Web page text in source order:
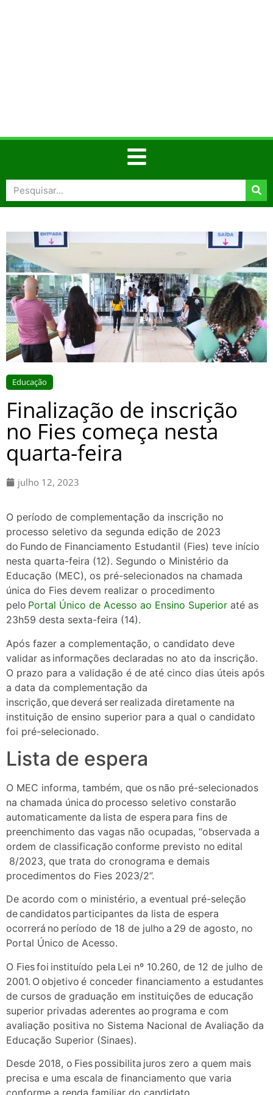
Educação
Finalização de inscrição
no Fies começa nesta
quarta-feira
julho 12, 2023
O período de complementação da inscrição no
processo seletivo da segunda edição de 2023
do Fundo de Financiamento Estudantil (Fies) teve início
nesta quarta-feira (12). Segundo o Ministério da
Educação (MEC), os pré-selecionados na chamada
única do Fies devem realizar o procedimento
pelo Portal Único de Acesso ao Ensino Superior até as
23h59 desta sexta-feira (14).
Após fazer a complementação, o candidato deve
validar as informações declaradas no ato da inscrição.
O prazo para a validação é de até cinco dias úteis após
a data da complementação da
inscrição, que deverá ser realizada diretamente na
instituição de ensino superior para a qual o candidato
foi pré-selecionado.
Lista de espera
O MEC informa, também, que os não pré-selecionados
na chamada única do processo seletivo constarão
automaticamente da lista de espera para fins de
preenchimento das vagas não ocupadas, “observada a
ordem de classificação conforme previsto no edital
8/2023, que trata do cronograma e demais
procedimentos do Fies 2023/2”.
De acordo com o ministério, a eventual pré-seleção
de candidatos participantes da lista de espera
ocorrerá no período de 18 de julho a 29 de agosto, no
Portal Único de Acesso.
O Fies foi instituído pela Lei nº 10.260, de 12 de julho de
2001. O objetivo é conceder financiamento a estudantes
de cursos de graduação em instituições de educação
superior privadas aderentes ao programa e com
avaliação positiva no Sistema Nacional de Avaliação da
Educação Superior (Sinaes).
Desde 2018, o Fies possibilita juros zero a quem mais
precisa e uma escala de financiamento que varia